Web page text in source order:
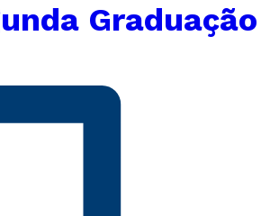
Graduação